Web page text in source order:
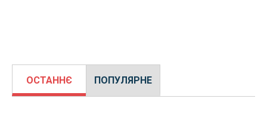
ОСТАННЄ ПОПУЛЯРНЕ